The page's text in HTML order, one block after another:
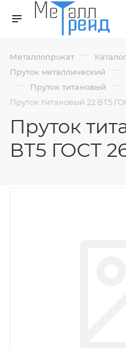
Металлопрокат — Каталог
Пруток металлический —
— Пруток титановый —
Пруток титановый 22 ВТ5
Пруток
ВТ5 ГОСТ